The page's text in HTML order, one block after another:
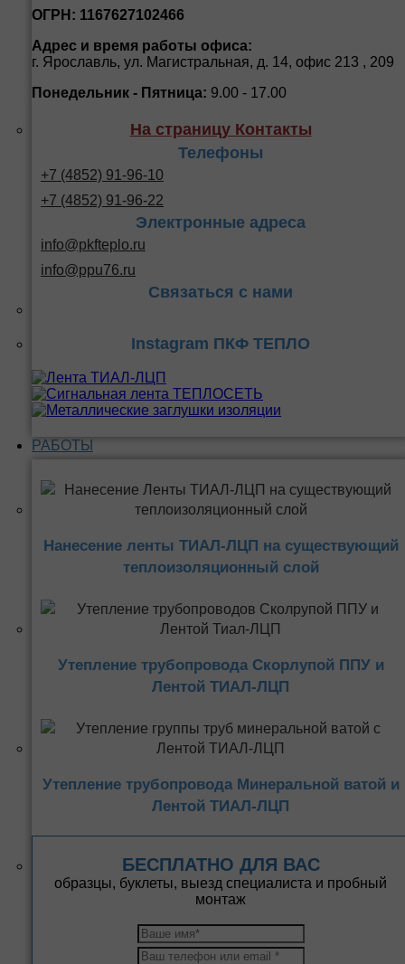
ОГРН: 1167627102466
Адрес и время работы офиса:
г. Ярославль, ул. Магистральная, д. 14, офис 213 , 209
Понедельник - Пятница: 9.00 - 17.00
На страницу Контакты
Телефоны
+7 (4852) 91-96-10
+7 (4852) 91-96-22
Электронные адреса
info@pkfteplo.ru
info@ppu76.ru
Связаться с нами
Instagram ПКФ ТЕПЛО
РАБОТЫ
Нанесение ленты ТИАЛ-ЛЦП на существующий
теплоизоляционный слой
Утепление трубопровода Скорлупой ППУ и
Лентой ТИАЛ-ЛЦП
Утепление трубопровода Минеральной ватой и
Лентой ТИАЛ-ЛЦП
БЕСПЛАТНО ДЛЯ ВАС
образцы, буклеты, выезд специалиста и пробный
монтаж